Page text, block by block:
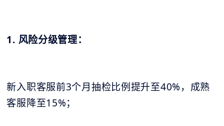
1. 风险分级管理：
新入职客服前3个月抽检比例提升至40%，成熟
客服降至15%；